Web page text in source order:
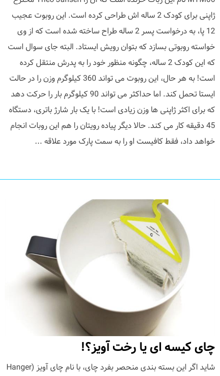
ژاپنی برای کودک 2 ساله اش طراحی کرده است. این روبوت عجیب
12 پا، به درخواست پسر 2 ساله طراح ساخته شده است که از وی
خواسته روبوتی بسازد که بتوان رویش ایستاد. البته جای سوال است
که این کودک 2 ساله، چگونه منظور خود را به پدرش منتقل کرده
است! به هر حال، این روبوت می تواند 360 کیلوگرم وزن را در حالت
ایستا تحمل کند. اما حداکثر می تواند 90 کیلوگرم بار را حرکت دهد
که برای اکثر ژاپنی ها وزن زیادی است! با یک بار شارژ باتری، دستگاه
45 دقیقه کار می کند. حالا دیگر پیاده رویتان را هم این روبات انجام
خواهد داد، فقط کافیست او را به سمت پارک مورد علاقه ...
چای کیسه ای یا رخت آویز؟!
شاید اگر این بسته بندی منحصر بفرد چای، با نام چای آویز (Hanger